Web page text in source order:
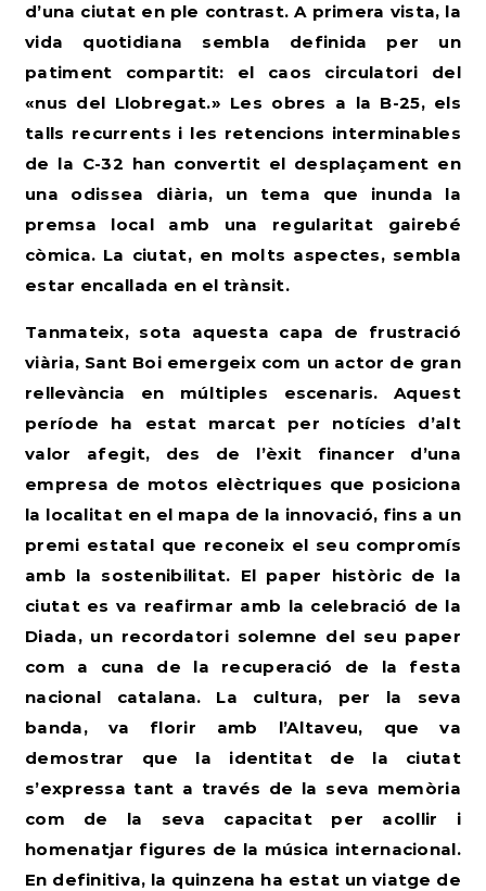
d’una ciutat en ple contrast. A primera vista, la
vida quotidiana sembla definida per un
patiment compartit: el caos circulatori del
«nus del Llobregat.» Les obres a la B-25, els
talls recurrents i les retencions interminables
de la C-32 han convertit el desplaçament en
una odissea diària, un tema que inunda la
premsa local amb una regularitat gairebé
còmica. La ciutat, en molts aspectes, sembla
estar encallada en el trànsit.
Tanmateix, sota aquesta capa de frustració
viària, Sant Boi emergeix com un actor de gran
rellevància en múltiples escenaris. Aquest
període ha estat marcat per notícies d’alt
valor afegit, des de l’èxit financer d’una
empresa de motos elèctriques que posiciona
la localitat en el mapa de la innovació, fins a un
premi estatal que reconeix el seu compromís
amb la sostenibilitat. El paper històric de la
ciutat es va reafirmar amb la celebració de la
Diada, un recordatori solemne del seu paper
com a cuna de la recuperació de la festa
nacional catalana. La cultura, per la seva
banda, va florir amb l’Altaveu, que va
demostrar que la identitat de la ciutat
s’expressa tant a través de la seva memòria
com de la seva capacitat per acollir i
homenatjar figures de la música internacional.
En definitiva, la quinzena ha estat un viatge de